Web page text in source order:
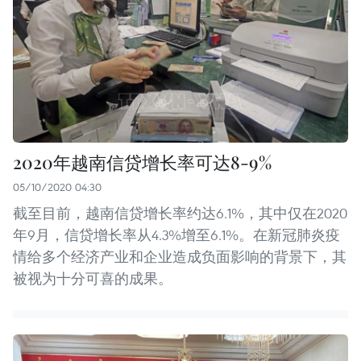
2020年越南信贷增长率可达8-9%
05/10/2020 04:30
截至目前，越南信贷增长率约达6.1%，其中仅在2020
年9月，信贷增长率从4.3%增至6.1%。在新冠肺炎疫
情给多个经济产业和企业造成负面影响的背景下，其
被视为十分可喜的成果。